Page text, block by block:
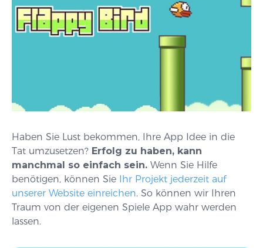
Haben Sie Lust bekommen, Ihre App Idee in die
Tat umzusetzen? Erfolg zu haben, kann
manchmal so einfach sein. Wenn Sie Hilfe
benötigen, können Sie Ihr Projekt jederzeit auf
unserer Website einreichen. So können wir Ihren
Traum von der eigenen Spiele App wahr werden
lassen.